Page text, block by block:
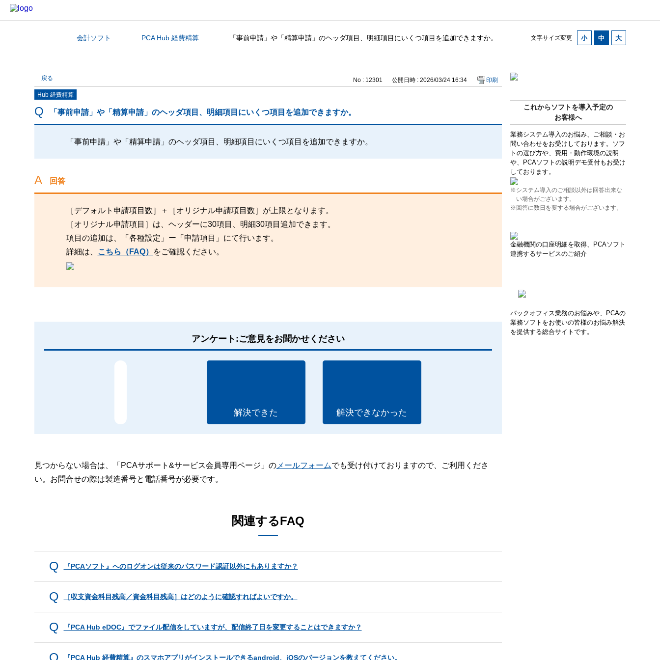
文字サイズ変更
カテゴリから探す
会計ソフト PCA Hub 経費精算 「事前申請」や「精算申請」のヘッダ項目、明細項目にいくつ項目を追加できますか。
これからソフトを導入予定の
お客様へ
業務システム導入のお悩み、ご相談・お
問い合わせをお受けしております。ソフ
トの選び方や、費用・動作環境の説明
や、PCAソフトの説明デモ受付もお受け
しております。
※システム導入のご相談以外は回答出来な
い場合がございます。
※回答に数日を要する場合がございます。
金融機関の口座明細を取得、PCAソフト
連携するサービスのご紹介
バックオフィス業務のお悩みや、PCAの
業務ソフトをお使いの皆様のお悩み解決
を提供する総合サイトです。
戻る No : 12301 公開日時 : 2026/03/24 16:34 印刷
Hub 経費精算
「事前申請」や「精算申請」のヘッダ項目、明細項目にいくつ項目を追加できますか。
「事前申請」や「精算申請」のヘッダ項目、明細項目にいくつ項目を追加できますか。
回答
［デフォルト申請項目数］＋［オリジナル申請項目数］が上限となります。
［オリジナル申請項目］は、ヘッダーに30項目、明細30項目追加できます。
項目の追加は、「各種設定」ー「申請項目」にて行います。
詳細は、 こちら（FAQ） をご確認ください。
アンケート:ご意見をお聞かせください
解決できた 解決できなかった
見つからない場合は、「PCAサポート&サービス会員専用ページ」のメールフォームでも受け付けておりますので、ご利用くださ
い。お問合せの際は製造番号と電話番号が必要です。
関連するFAQ
『PCAソフト』へのログオンは従来のパスワード認証以外にもありますか？
［収支資金科目残高／資金科目残高］はどのように確認すればよいですか。
『PCA Hub eDOC』でファイル配信をしていますが、配信終了日を変更することはできますか？
『PCA Hub 経費精算』のスマホアプリがインストールできるandroid、iOSのバージョンを教えてください。